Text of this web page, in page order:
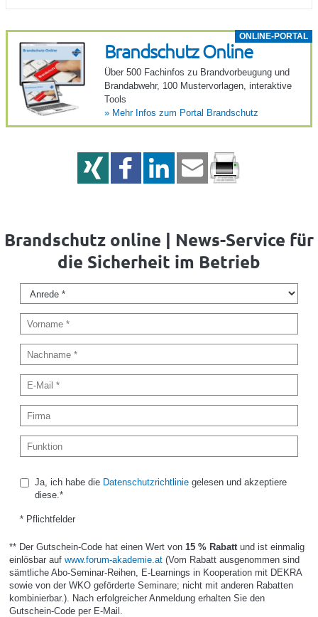
ONLINE-PORTAL
Brand­schutz Online
Über 500 Fach­infos zu Brand­vor­beu­gung und
Brand­ab­wehr, 100 Muster­vor­lagen, inter­ak­tive
Tools
»Mehr Infos zum Portal Brand­schutz
Brandschutz online | News-Service für
die Sicherheit im Betrieb
Ja, ich habe die Datenschutzrichtliniegelesen und akzeptiere
diese.*
* Pflichtfelder
** Der Gutschein-Code hat einen Wert von 15 % Rabatt und ist einmalig
einlösbar auf www.forum-akademie.at(Vom Rabatt ausgenommen sind
sämtliche Abo-Seminar-Reihen, E-Learnings in Kooperation mit DEKRA
sowie von der WKO geförderte Seminare; nicht mit anderen Rabatten
kombinierbar.). Nach erfolgreicher Anmeldung erhalten Sie den
Gutschein-Code per E-Mail.